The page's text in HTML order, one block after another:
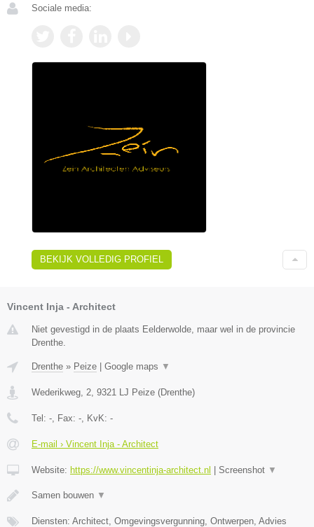
Sociale media:
BEKIJK VOLLEDIG PROFIEL
Vincent Inja - Architect
Niet gevestigd in de plaats Eelderwolde, maar wel in de provincie
Drenthe.
Drenthe » Peize Google maps ▼
Wederikweg, 2 9321 LJ Peize (Drenthe)
Tel: - , Fax: - , KvK: -
E-mail › Vincent Inja - Architect
Website: https://www.vincentinja-architect.nl Screenshot ▼
Samen bouwen ▼
Diensten: Architect, Omgevingsvergunning, Ontwerpen, Advies